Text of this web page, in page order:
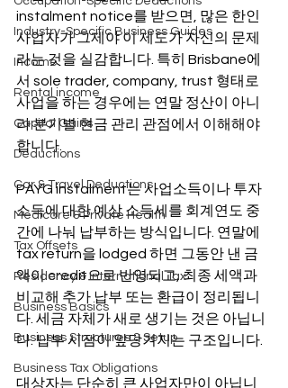
Industry-Specific Business Guides
Income
Rental income
Capital Gains
Deductions
Car & Travel Deductions
Medicare & Private Health
Tax Offsets
Residency & International Tax
Business Basics
Business Structures & Setup
Business Tax Obligations
instalment notice를 받으면, 많은 한인
사업자가 그제야 이 제도가 자신의 문제
라는 것을 실감합니다. 특히 Brisbane에
서 sole trader, company, trust 형태로
사업을 하는 경우에는 연말 정산이 아니
라 분기별 현금 관리 관점에서 이해해야
합니다.
PAYG instalment는 사업소득이나 투자
소득에 대한 예상 소득세를 회계연도 중
간에 나눠 납부하는 방식입니다. 연말에
tax return을 lodged 하면 그동안 낸 금
액이 credit으로 반영되고, 최종 세액과
비교해 추가 납부 또는 환급이 정리됩니
다. 세금 자체가 새로 생기는 것은 아닙니
다. 납부 시점이 앞당겨지는 구조입니다.
대상자는 단순히 큰 사업자만이 아닙니